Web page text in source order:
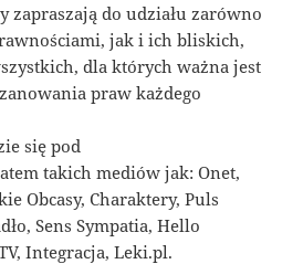
zapraszają do udziału zarówno
jak i ich bliskich,
dla których ważna jest
praw każdego
się pod
takich mediów jak: Onet,
Obcasy, Charaktery, Puls
Sens Sympatia, Hello
Integracja, Leki.pl.